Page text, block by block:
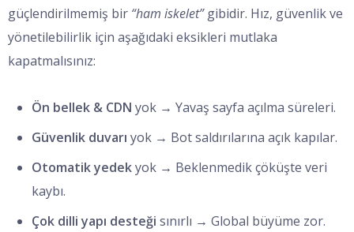
güçlendirilmemiş bir “ham iskelet”gibidir. Hız, güvenlik ve
yönetilebilirlik için aşağıdaki eksikleri mutlaka
kapatmalısınız:
Ön bellek & CDN yok → Yavaş sayfa açılma süreleri.
Güvenlik duvarı yok → Bot saldırılarına açık kapılar.
Otomatik yedekyok → Beklenmedik çöküşte veri
kaybı.
Çok dilli yapı desteği sınırlı → Global büyüme zor.